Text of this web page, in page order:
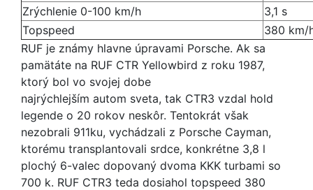
Zrýchlenie 0-100 km/h
3,1 s
Topspeed
380 km/
RUF je známy hlavne úpravami Porsche. Ak sa
pamätáte na RUF CTR Yellowbird z roku 1987,
ktorý bol vo svojej dobe
najrýchlejším autom sveta, tak CTR3 vzdal hold
legende o 20 rokov neskôr. Tentokrát však
nezobrali 911ku, vychádzali z Porsche Cayman,
ktorému transplantovali srdce, konkrétne 3,8 l
plochý 6-valec dopovaný dvoma KKK turbami so
700 k. RUF CTR3 teda dosiahol topspeed 380